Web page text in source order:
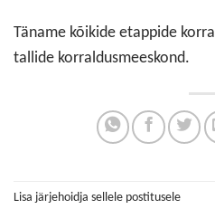
Täname kõikide etappide
tallide korraldusmeeskond.
Lisa järjehoidja sellele postitusele